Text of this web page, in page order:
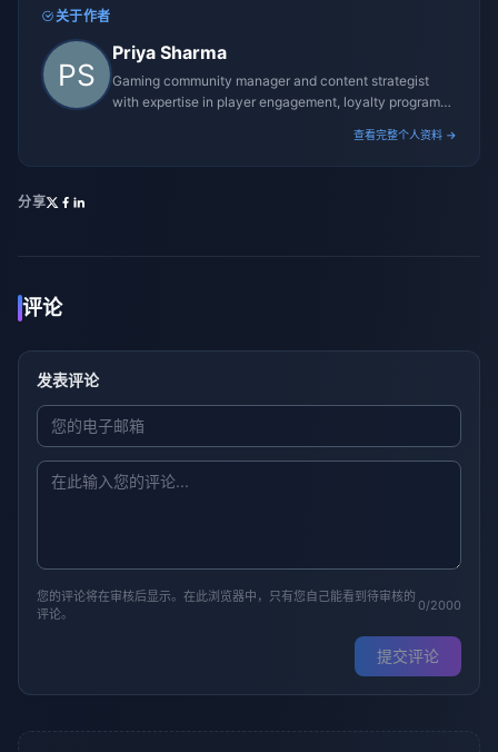
关于作者
Priya Sharma
Gaming community manager and content strategist
with expertise in player engagement, loyalty programs,
查看完整个人资料 →
分享
评论
发表评论
您的评论将在审核后显示。在此浏览器中，只有您自己能看到待审核的
评论。
0/2000
提交评论